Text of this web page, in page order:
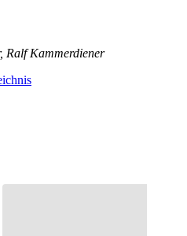
Ralf Kammerdiener